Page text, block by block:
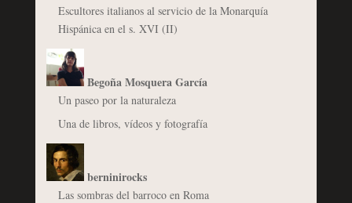
Escultores italianos al servicio de la Monarquía
Hispánica en el s. XVI (II)
Begoña Mosquera García
Un paseo por la naturaleza
Una de libros, vídeos y fotografía
berninirocks
Las sombras del barroco en Roma